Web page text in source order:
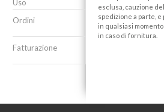
Uso
Ordini
Fatturazione
esclusa, cauzione
spedizione a parte,
in qualsiasi
in caso di fornitura.